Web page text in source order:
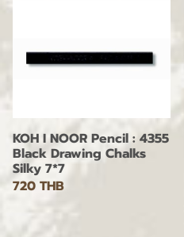
KOH I NOOR Pencil : 4355
Black Drawing Chalks
Silky 7*7
720 THB